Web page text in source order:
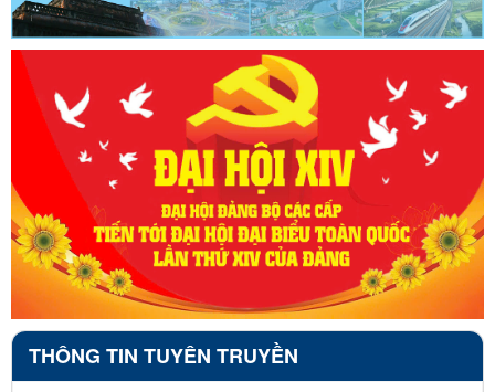
THÔNG TIN TUYÊN TRUYỀN